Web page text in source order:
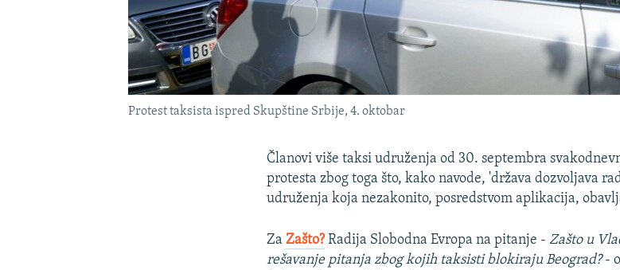
Protest taksista ispred Skupštine Srbije, 4. oktobar
Članovi više taksi udruženja od 30. septembra
protesta zbog toga što, kako navode, 'država dozvoljava
udruženja koja nezakonito, posredstvom aplikacija,
ZaZašto?Radija Slobodna Evropa na pitanje -Zašto u
rešavanje pitanja zbog kojih taksisti blokiraju Beograd?-